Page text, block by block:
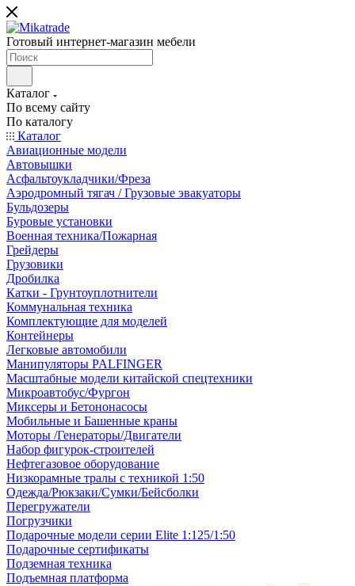
Готовый интернет-магазин мебели
Каталог
По всему сайту
По каталогу
Каталог
Авиационные модели
Автовышки
Асфальтоукладчики/Фреза
Аэродромный тягач / Грузовые эвакуаторы
Бульдозеры
Буровые установки
Военная техника/Пожарная
Грейдеры
Грузовики
Дробилка
Катки - Грунтоуплотнители
Коммунальная техника
Комплектующие для моделей
Контейнеры
Легковые автомобили
Манипуляторы PALFINGER
Масштабные модели китайской спецтехники
Микроавтобус/Фургон
Миксеры и Бетононасосы
Мобильные и Башенные краны
Моторы /Генераторы/Двигатели
Набор фигурок-строителей
Нефтегазовое оборудование
Низкорамные тралы с техникой 1:50
Одежда/Рюкзаки/Сумки/Бейсболки
Перегружатели
Погрузчики
Подарочные модели серии Elite 1:125/1:50
Подарочные сертификаты
Подземная техника
Подъемная платформа